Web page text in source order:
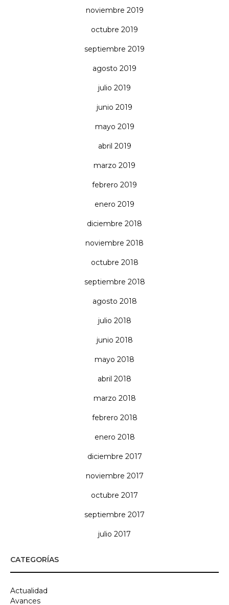
noviembre 2019
octubre 2019
septiembre 2019
agosto 2019
julio 2019
junio 2019
mayo 2019
abril 2019
marzo 2019
febrero 2019
enero 2019
diciembre 2018
noviembre 2018
octubre 2018
septiembre 2018
agosto 2018
julio 2018
junio 2018
mayo 2018
abril 2018
marzo 2018
febrero 2018
enero 2018
diciembre 2017
noviembre 2017
octubre 2017
septiembre 2017
julio 2017
CATEGORÍAS
Actualidad
Avances